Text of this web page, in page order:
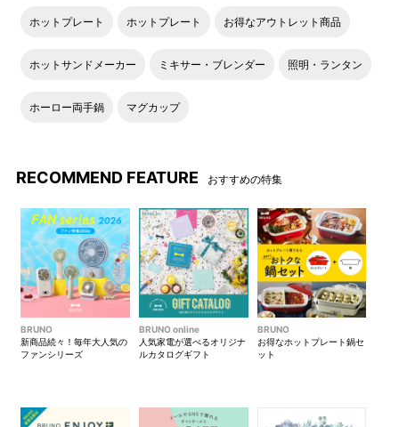
使用オプション：ブレンダースティック・ブレンダーカップ
ガパオ
だけの簡単レシピ
ツナと野菜のおかゆ
使用オプション：ブレンダースティック・ブレンダーカップ
電子レンジ調理とブレンダーを組み合わせた、離乳食中期～後
期レシピ
ホットプレート ホットプレート お得なアウトレット商品
ホットサンドメーカー ミキサー・ブレンダー 照明・ランタン
ホーロー両手鍋 マグカップ
RECOMMEND FEATURE おすすめの特集
BRUNO
新商品続々！毎年大人気の
ファンシリーズ
BRUNO online
人気家電が選べるオリジナ
ルカタログギフト
BRUNO
お得なホットプレート鍋セ
ット